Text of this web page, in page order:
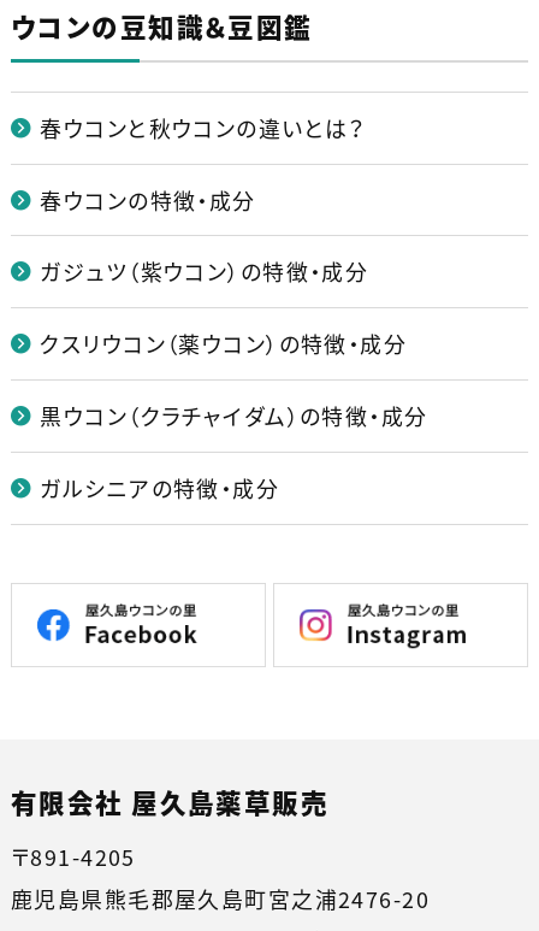
ウコンの豆知識＆豆図鑑
春ウコンと秋ウコンの違いとは？
春ウコンの特徴・成分
ガジュツ（紫ウコン）の特徴・成分
クスリウコン（薬ウコン）の特徴・成分
黒ウコン（クラチャイダム）の特徴・成分
ガルシニアの特徴・成分
有限会社 屋久島薬草販売
〒891-4205
鹿児島県熊毛郡屋久島町宮之浦2476-20